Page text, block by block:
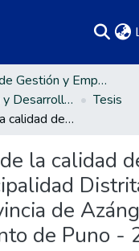
Facultad de Gestión y Emprendimiento Empresarial
Gestión Pública y Desarrollo Social
Tesis
Percepción de la calidad de servicio en la Municipalidad Distrital de Samán Provincia de Azángaro Departamento de Puno - 2019
la calidad
de
de Puno -